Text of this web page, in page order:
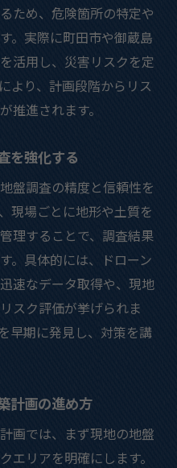
ため、危険箇所の特定や
。実際に町田市や御蔵島
活用し、災害リスクを定
より、計画段階からリス
推進されます。
を強化する
盤調査の精度と信頼性を
現場ごとに地形や土質を
理することで、調査結果
。具体的には、ドローン
速なデータ取得や、現地
スク評価が挙げられま
早期に発見し、対策を講
計画の進め方
画では、まず現地の地盤
エリアを明確にします。